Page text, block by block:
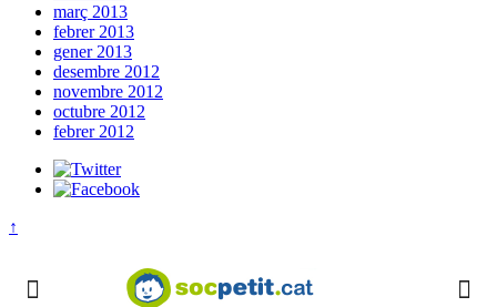
març 2013
febrer 2013
gener 2013
desembre 2012
novembre 2012
octubre 2012
febrer 2012
↑